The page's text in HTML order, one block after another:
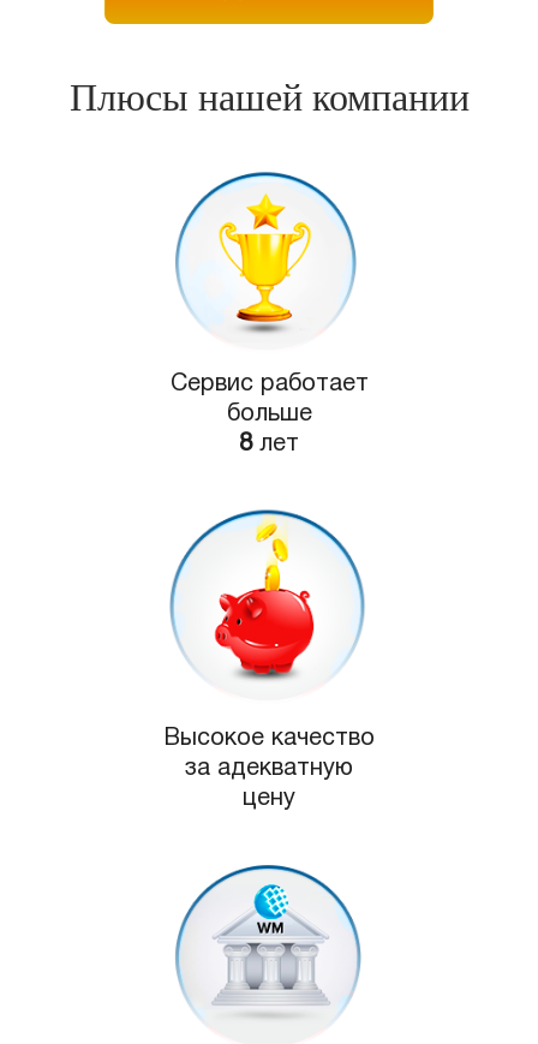
Плюсы нашей компании
Сервис работает
больше
8лет
Высокое качество
за адекватную
цену